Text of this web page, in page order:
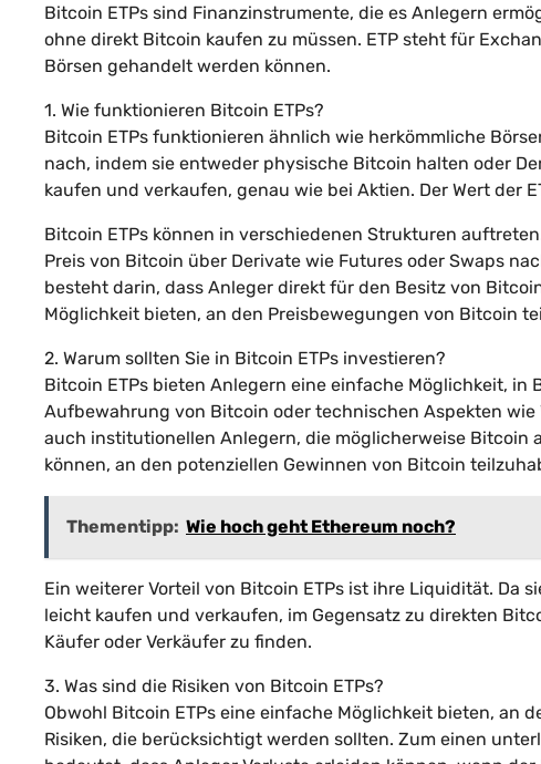
Bitcoin ETPs sind Finanzinstrumente, die es Anlegern
ohne direkt Bitcoin kaufen zu müssen. ETP steht für
Börsen gehandelt werden können.
1. Wie funktionieren Bitcoin ETPs?
Bitcoin ETPs funktionieren ähnlich wie herkömmliche
nach, indem sie entweder physische Bitcoin halten oder
kaufen und verkaufen, genau wie bei Aktien. Der Wert der
Bitcoin ETPs können in verschiedenen Strukturen
Preis von Bitcoin über Derivate wie Futures oder Swaps
besteht darin, dass Anleger direkt für den Besitz von
Möglichkeit bieten, an den Preisbewegungen von Bitcoin
2. Warum sollten Sie in Bitcoin ETPs investieren?
Bitcoin ETPs bieten Anlegern eine einfache Möglichkeit,
Aufbewahrung von Bitcoin oder technischen Aspekten
auch institutionellen Anlegern, die möglicherweise
können, an den potenziellen Gewinnen von Bitcoin
Thementipp: Wie hoch geht Ethereum noch?
Ein weiterer Vorteil von Bitcoin ETPs ist ihre Liquidität. Da
leicht kaufen und verkaufen, im Gegensatz zu direkten
Käufer oder Verkäufer zu finden.
3. Was sind die Risiken von Bitcoin ETPs?
Obwohl Bitcoin ETPs eine einfache Möglichkeit bieten, an
Risiken, die berücksichtigt werden sollten. Zum einen